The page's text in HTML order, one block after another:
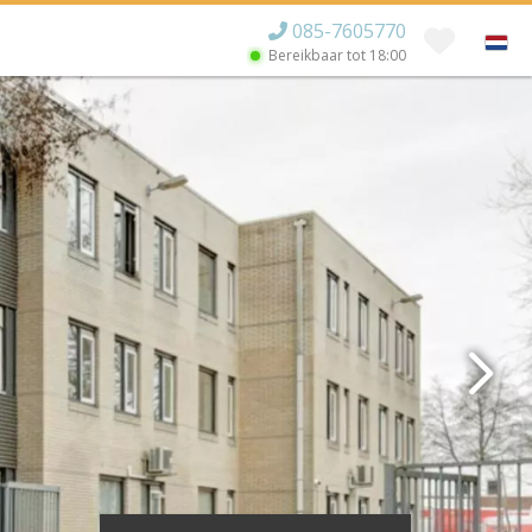
085-7605770
Bereikbaar tot 18:00